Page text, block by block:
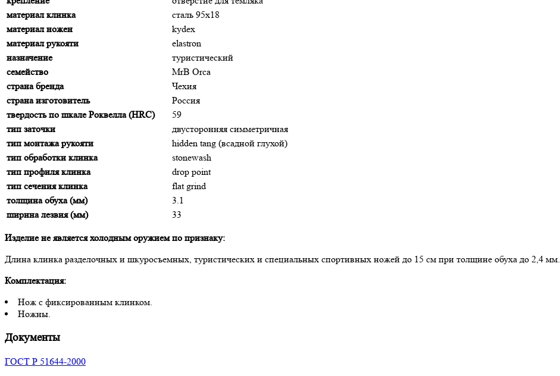
материал клинка
сталь 95х18
материал ножен
kydex
материал рукояти
elastron
назначение
туристический
семейство
MrB Orca
страна бренда
Чехия
страна изготовитель
Россия
твердость по шкале Роквелла (HRC)
59
тип заточки
двусторонняя симметричная
тип монтажа рукояти
hidden tang (всадной глухой)
тип обработки клинка
stonewash
тип профиля клинка
drop point
тип сечения клинка
flat grind
толщина обуха (мм)
3.1
ширина лезвия (мм)
33
Изделие не является холодным оружием по признаку:
Длина клинка разделочных и шкуросъемных, туристических и специальных спортивных ножей до 15 см при толщине обуха до 2,4 мм.
Комплектация:
Нож с фиксированным клинком.
Ножны.
Документы
ГОСТ Р 51644-2000